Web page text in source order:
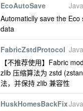
EcoAutoSave
Automaticlly save the Eco
data
FabricZstdProtocol
【不推荐使用】Fabric
zlib 压缩算法为 zstd
法，并保持 zlib 兼容性
HuskHomesBackFix